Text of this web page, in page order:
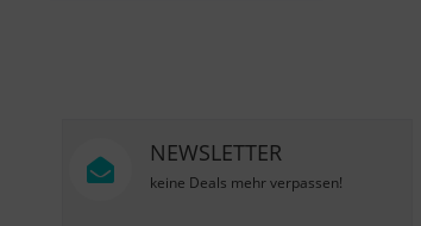
NEWSLETTER
keine Deals mehr verpassen!